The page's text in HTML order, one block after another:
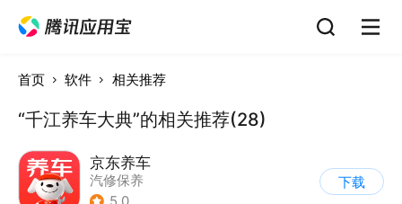
首页 软件 相关推荐
“千江养车大典”的相关推荐(28)
京东养车
汽修保养
下载